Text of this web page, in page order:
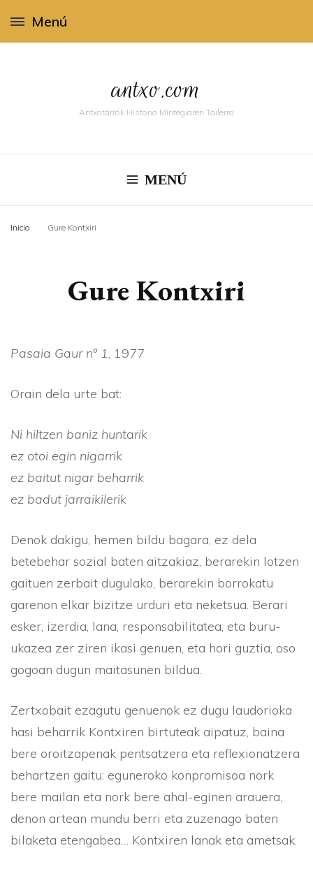
Menú
antxo.com
Antxotarrok Historia Mintegiaren Tailerra
MENÚ
Inicio Gure Kontxiri
Gure Kontxiri
Pasaia Gaur nº 1, 1977
Orain dela urte bat:
Ni hiltzen baniz huntarik
ez otoi egin nigarrik
ez baitut nigar beharrik
ez badut jarraikilerik
Denok dakigu, hemen bildu bagara, ez dela
betebehar sozial baten aitzakiaz, berarekin lotzen
gaituen zerbait dugulako, berarekin borrokatu
garenon elkar bizitze urduri eta neketsua. Berari
esker, izerdia, lana, responsabilitatea, eta buru-
ukazea zer ziren ikasi genuen, eta hori guztia, oso
gogoan dugun maitasunen bildua.
Zertxobait ezagutu genuenok ez dugu laudorioka
hasi beharrik Kontxiren birtuteak aipatuz, baina
bere oroitzapenak pentsatzera eta reflexionatzera
behartzen gaitu: eguneroko konpromisoa nork
bere mailan eta nork bere ahal-eginen arauera,
denon artean mundu berri eta zuzenago baten
bilaketa etengabea… Kontxiren lanak eta ametsak.